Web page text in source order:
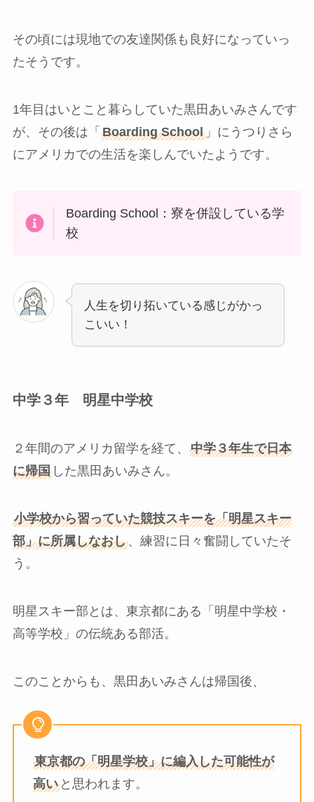
その頃には現地での友達関係も良好になっていっ
たそうです。
1年目はいとこと暮らしていた黒田あいみさんです
が、その後は「 Boarding School」にうつりさら
にアメリカでの生活を楽しんでいたようです。
Boarding School：寮を併設している学
校
人生を切り拓いている感じがかっ
こいい！
中学３年 明星中学校
２年間のアメリカ留学を経て、 中学３年生で日本
に帰国した黒田あいみさん。
小学校から習っていた競技スキーを「明星スキー
部」に所属しなおし、練習に日々奮闘していたそ
う。
明星スキー部とは、東京都にある「明星中学校・
高等学校」の伝統ある部活。
このことからも、黒田あいみさんは帰国後、
東京都の「明星学校」に編入した可能性が
高いと思われます。